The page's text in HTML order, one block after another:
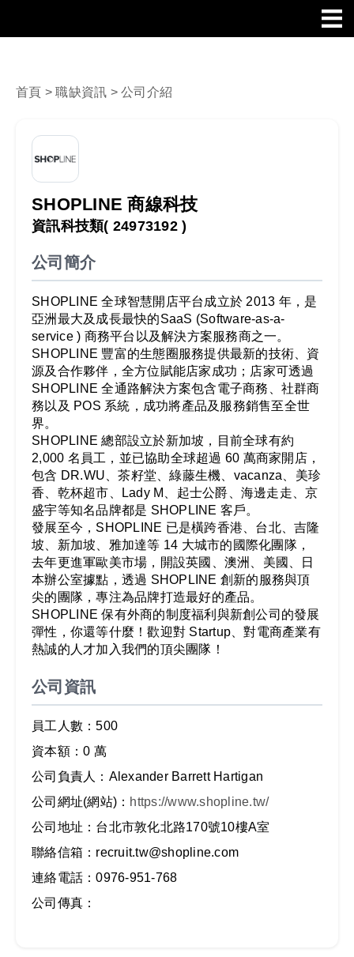
首頁 >職缺資訊 > 公司介紹
SHOPLINE 商線科技
資訊科技類( 24973192 )
公司簡介
SHOPLINE 全球智慧開店平台成立於 2013 年，是
亞洲最大及成長最快的SaaS (Software-as-a-
service ) 商務平台以及解決方案服務商之一。
SHOPLINE 豐富的生態圈服務提供最新的技術、資
源及合作夥伴，全方位賦能店家成功；店家可透過
SHOPLINE 全通路解決方案包含電子商務、社群商
務以及 POS 系統，成功將產品及服務銷售至全世
界。
SHOPLINE 總部設立於新加坡，目前全球有約
2,000 名員工，並已協助全球超過 60 萬商家開店，
包含 DR.WU、茶籽堂、綠藤生機、vacanza、美珍
香、乾杯超市、Lady M、起士公爵、海邊走走、京
盛宇等知名品牌都是 SHOPLINE 客戶。
發展至今，SHOPLINE 已是橫跨香港、台北、吉隆
坡、新加坡、雅加達等 14 大城市的國際化團隊，
去年更進軍歐美市場，開設英國、澳洲、美國、日
本辦公室據點，透過 SHOPLINE 創新的服務與頂
尖的團隊，專注為品牌打造最好的產品。
SHOPLINE 保有外商的制度福利與新創公司的發展
彈性，你還等什麼！歡迎對 Startup、對電商產業有
熱誠的人才加入我們的頂尖團隊！
公司資訊
員工人數：500
資本額：0 萬
公司負責人：Alexander Barrett Hartigan
公司網址(網站)： https://www.shopline.tw/
公司地址：台北市敦化北路170號10樓A室
聯絡信箱：recruit.tw@shopline.com
連絡電話：0976-951-768
公司傳真：